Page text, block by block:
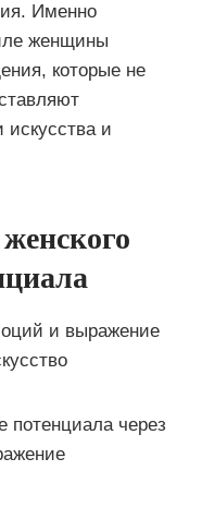
Именно
женщины
которые не
и
и выражение
потенциала через